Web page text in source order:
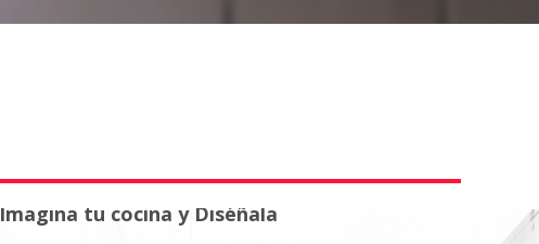
Imagina tu cocina y Diséñala